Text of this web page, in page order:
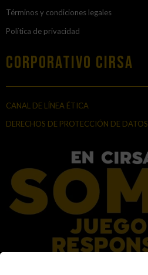
Términos y condiciones legales
Política de privacidad
Corporativo Cirsa
CANAL DE LÍNEA ÉTICA
DERECHOS DE PROTECCIÓN DE DATOS